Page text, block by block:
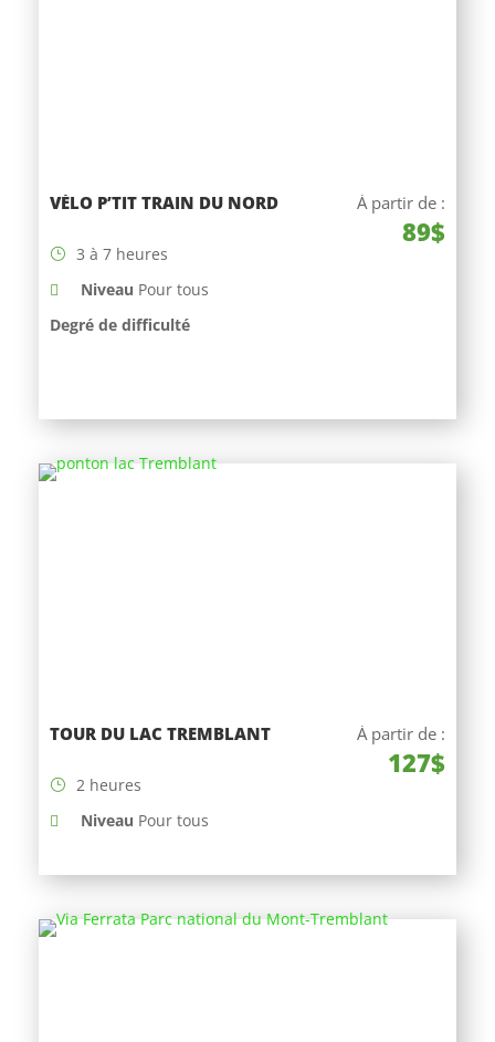
VÉLO P’TIT TRAIN DU NORD À partir de :
89$
3 à 7 heures
Niveau Pour tous
Degré de difficulté
TOUR DU LAC TREMBLANT À partir de :
127$
2 heures
Niveau Pour tous